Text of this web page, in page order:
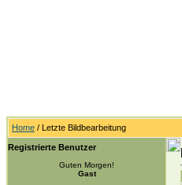
Home / Letzte Bildbearbeitung
Registrierte Benutzer
Guten Morgen!
Gast